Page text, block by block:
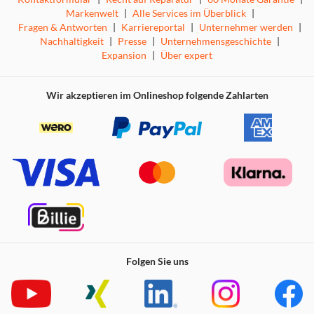
Weise die Funktionen den Rücktasten neu zu, um
schneller reagieren zu können und dein Spielerlebnis
anzupassen.
Nintendo Switch™ 2
Nintendo Switch™ Lite
Nintendo Switch™ - OLED Modell
Turtle Beach® Rematch Kabelloser Controller
USB-C Ladekabel, 1 m
Markenwelt | Alle Services im Überblick |
Fragen & Antworten | Karriereportal | Unternehmer werden |
Nachhaltigkeit | Presse | Unternehmensgeschichte |
Expansion | Über expert
Wir akzeptieren im Onlineshop folgende Zahlarten
Folgen Sie uns